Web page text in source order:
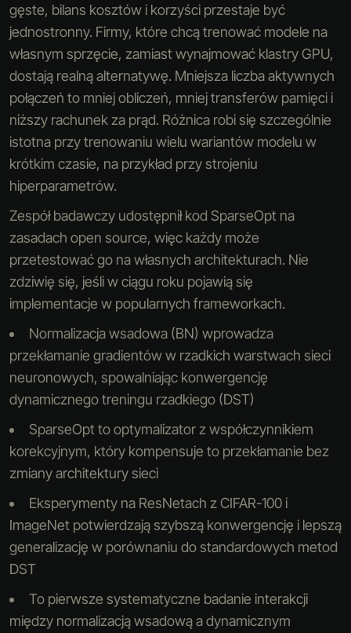
gęste, bilans kosztów i korzyści przestaje być
jednostronny. Firmy, które chcą trenować modele na
własnym sprzęcie, zamiast wynajmować klastry GPU,
dostają realną alternatywę. Mniejsza liczba aktywnych
połączeń to mniej obliczeń, mniej transferów pamięci i
niższy rachunek za prąd. Różnica robi się szczególnie
istotna przy trenowaniu wielu wariantów modelu w
krótkim czasie, na przykład przy strojeniu
hiperparametrów.
Zespół badawczy udostępnił kod SparseOpt na
zasadach open source, więc każdy może
przetestować go na własnych architekturach. Nie
zdziwię się, jeśli w ciągu roku pojawią się
implementacje w popularnych frameworkach.
Normalizacja wsadowa (BN) wprowadza
przekłamanie gradientów w rzadkich warstwach sieci
neuronowych, spowalniając konwergencję
dynamicznego treningu rzadkiego (DST)
SparseOpt to optymalizator z współczynnikiem
korekcyjnym, który kompensuje to przekłamanie bez
zmiany architektury sieci
Eksperymenty na ResNetach z CIFAR-100 i
ImageNet potwierdzają szybszą konwergencję i lepszą
generalizację w porównaniu do standardowych metod
DST
To pierwsze systematyczne badanie interakcji
między normalizacją wsadową a dynamicznym